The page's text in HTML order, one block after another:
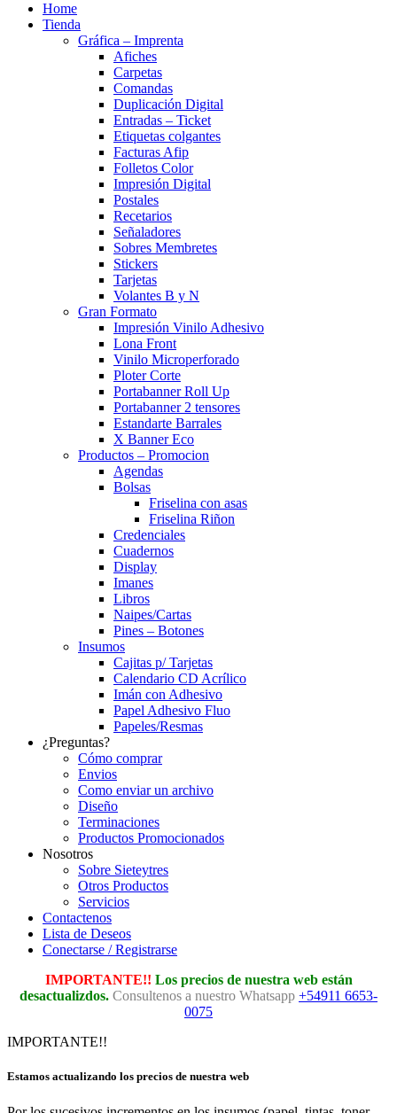
Home
Tienda
Gráfica – Imprenta
Afiches
Carpetas
Comandas
Duplicación Digital
Entradas – Ticket
Etiquetas colgantes
Facturas Afip
Folletos Color
Impresión Digital
Postales
Recetarios
Señaladores
Sobres Membretes
Stickers
Tarjetas
Volantes B y N
Gran Formato
Impresión Vinilo Adhesivo
Lona Front
Vinilo Microperforado
Ploter Corte
Portabanner Roll Up
Portabanner 2 tensores
Estandarte Barrales
X Banner Eco
Productos – Promocion
Agendas
Bolsas
Friselina con asas
Friselina Riñon
Credenciales
Cuadernos
Display
Imanes
Libros
Naipes/Cartas
Pines – Botones
Insumos
Cajitas p/ Tarjetas
Calendario CD Acrílico
Imán con Adhesivo
Papel Adhesivo Fluo
Papeles/Resmas
¿Preguntas?
Cómo comprar
Envios
Como enviar un archivo
Diseño
Terminaciones
Productos Promocionados
Nosotros
Sobre Sieteytres
Otros Productos
Servicios
Contactenos
Lista de Deseos
Conectarse / Registrarse
IMPORTANTE!! Los precios de nuestra web están
desactualizdos. Consultenos a nuestro Whatsapp +54911 6653-
0075
IMPORTANTE!!
Estamos actualizando los precios de nuestra web